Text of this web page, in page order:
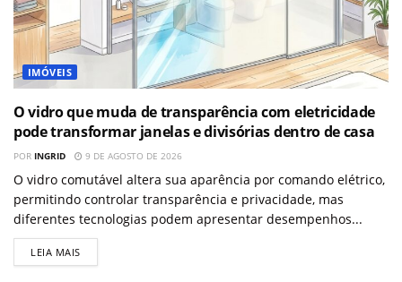
IMÓVEIS
O vidro que muda de transparência com eletricidade
pode transformar janelas e divisórias dentro de casa
POR INGRID 9 DE AGOSTO DE 2026
O vidro comutável altera sua aparência por comando elétrico,
permitindo controlar transparência e privacidade, mas
diferentes tecnologias podem apresentar desempenhos...
LEIA MAIS